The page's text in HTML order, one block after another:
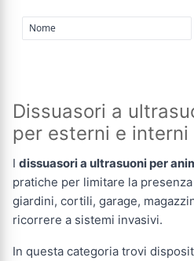
Dissuasori a
per esterni e interni
I dissuasori a ultrasuoni per
pratiche per limitare la
giardini, cortili, garage,
ricorrere a sistemi invasivi.
In questa categoria trovi